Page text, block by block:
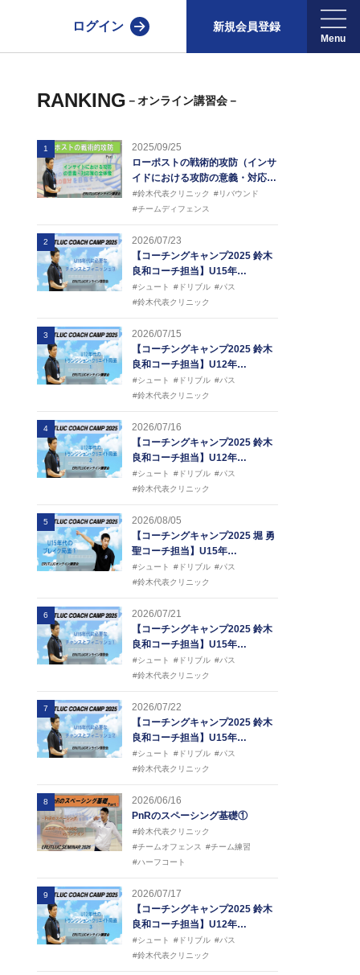
ログイン 新規会員登録
RANKING －オンライン講習会－
1
2025/09/25
ローポストの戦術的攻防（インサ
イドにおける攻防の意義・対応…
#鈴木代表クリニック
#リバウンド
#チームディフェンス
2
2026/07/23
【コーチングキャンプ2025 鈴木
良和コーチ担当】U15年…
#シュート #ドリブル #パス
#鈴木代表クリニック
3
2026/07/15
【コーチングキャンプ2025 鈴木
良和コーチ担当】U12年…
#シュート #ドリブル #パス
#鈴木代表クリニック
4
2026/07/16
【コーチングキャンプ2025 鈴木
良和コーチ担当】U12年…
#シュート #ドリブル #パス
#鈴木代表クリニック
5
2026/08/05
【コーチングキャンプ2025 堀 勇
聖コーチ担当】U15年…
#シュート #ドリブル #パス
#鈴木代表クリニック
6
2026/07/21
【コーチングキャンプ2025 鈴木
良和コーチ担当】U15年…
#シュート #ドリブル #パス
#鈴木代表クリニック
7
2026/07/22
【コーチングキャンプ2025 鈴木
良和コーチ担当】U15年…
#シュート #ドリブル #パス
#鈴木代表クリニック
8
2026/06/16
PnRのスペーシング基礎①
#鈴木代表クリニック
#チームオフェンス
#チーム練習
#ハーフコート
9
2026/07/17
【コーチングキャンプ2025 鈴木
良和コーチ担当】U12年…
#シュート #ドリブル #パス
#鈴木代表クリニック